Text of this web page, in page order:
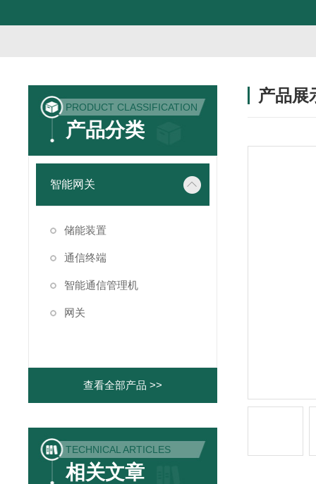
产品展
PRODUCT CLASSIFICATION
产品分类
智能网关
储能装置
通信终端
智能通信管理机
网关
查看全部产品 >>
TECHNICAL ARTICLES
相关文章